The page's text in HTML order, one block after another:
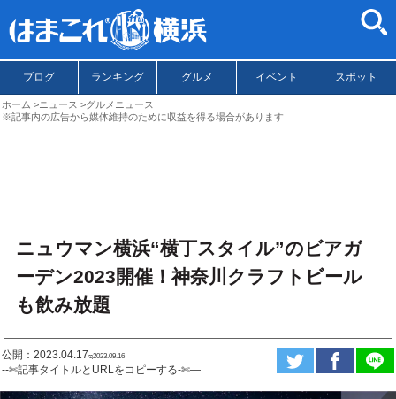
ブログ ランキング グルメ イベント スポット
ホーム ニュース
グルメニュース
※記事内の広告から媒体維持のために収益を得る場合があります
ニュウマン横浜“横丁スタイル”のビアガ
ーデン2023開催！神奈川クラフトビール
も飲み放題
公開：2023.04.17ಇ2023.09.16
--✄記事タイトルとURLをコピーする-✄—